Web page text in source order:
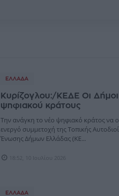
ΕΛΛΆΔΑ
Κυρίζογλου:/ΚΕΔΕ Οι
ψηφιακού κράτους
Την ανάγκη το νέο ψηφιακό κράτος να
ενεργό συμμετοχή της Τοπικής
Ένωσης Δήμων Ελλάδας (ΚΕ...
18:52, 10 Ιουλίου 2026
ΕΛΛΆΔΑ